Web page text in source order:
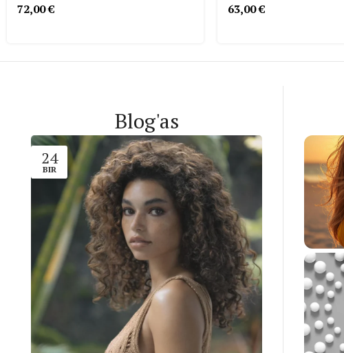
72,00€
63,00€
Blog'as
24
BIR